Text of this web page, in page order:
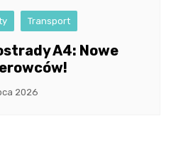
Transport
A4: Nowe
2026